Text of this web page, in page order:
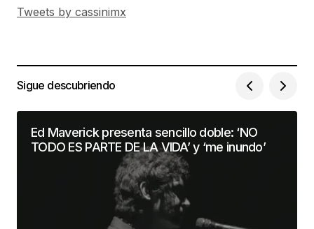
Tweets by cassinimx
Sigue descubriendo
Ed Maverick presenta sencillo doble: ‘NO
TODO ES PARTE DE LA VIDA’ y ‘me inundo’